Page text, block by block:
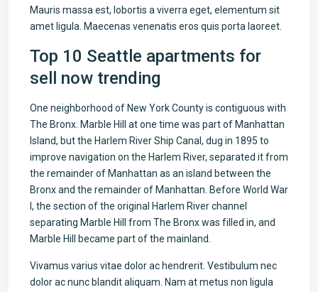
Mauris massa est, lobortis a viverra eget, elementum sit
amet ligula. Maecenas venenatis eros quis porta laoreet.
Top 10 Seattle apartments for
sell now trending
One neighborhood of New York County is contiguous with
The Bronx. Marble Hill at one time was part of Manhattan
Island, but the Harlem River Ship Canal, dug in 1895 to
improve navigation on the Harlem River, separated it from
the remainder of Manhattan as an island between the
Bronx and the remainder of Manhattan. Before World War
I, the section of the original Harlem River channel
separating Marble Hill from The Bronx was filled in, and
Marble Hill became part of the mainland.
Vivamus varius vitae dolor ac hendrerit. Vestibulum nec
dolor ac nunc blandit aliquam. Nam at metus non ligula